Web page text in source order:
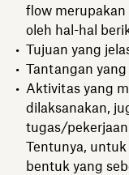
flow
oleh hal-hal
Tujuan yang
Tantangan
Aktivitas yang
dilaksanakan,
tugas/
Tentunya,
bentuk yang